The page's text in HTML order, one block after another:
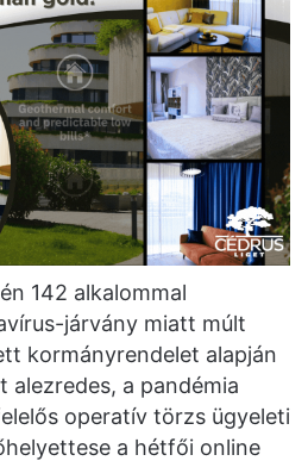
142 alkalommal
járvány miatt múlt
kormányrendelet alapján
alezredes, a pandémia
operatív törzs ügyeleti
a hétfői online